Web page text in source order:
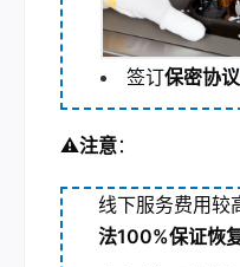
签订保密协议
⚠️注意：
线下服务费用较
法100%保证恢